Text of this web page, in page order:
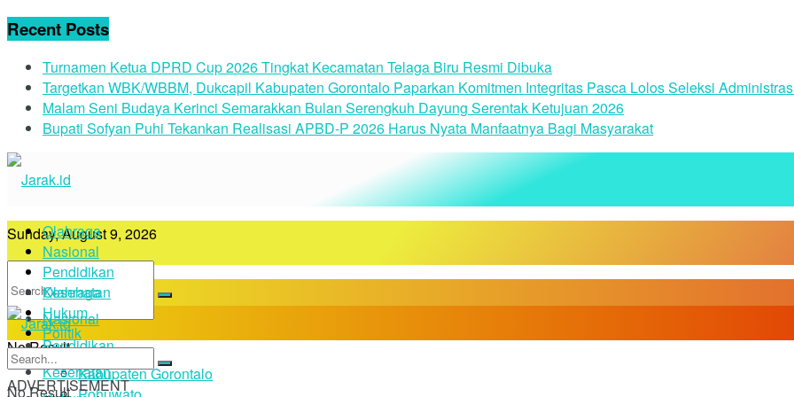
Recent Posts
Turnamen Ketua DPRD Cup 2026 Tingkat Kecamatan Telaga Biru Resmi Dibuka
Targetkan WBK/WBBM, Dukcapil Kabupaten Gorontalo Paparkan Komitmen Integritas Pasca Lolos Seleksi
Malam Seni Budaya Kerinci Semarakkan Bulan Serengkuh Dayung Serentak Ketujuan 2026
Bupati Sofyan Puhi Tekankan Realisasi APBD-P 2026 Harus Nyata Manfaatnya Bagi Masyarakat
Sunday, August 9, 2026
No Result
Olahraga
Nasional
Pendidikan
Kesehatan
Hukum
Politik
Daerah
Kabupaten Gorontalo
Olahraga
Nasional
Pendidikan
Kesehatan
No Result
ADVERTISEMENT